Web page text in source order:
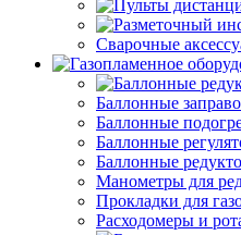
Сварочные
Баллонные
Баллонные
Баллонные
Баллонные
Манометры для
Прокладки для
Расходомеры и